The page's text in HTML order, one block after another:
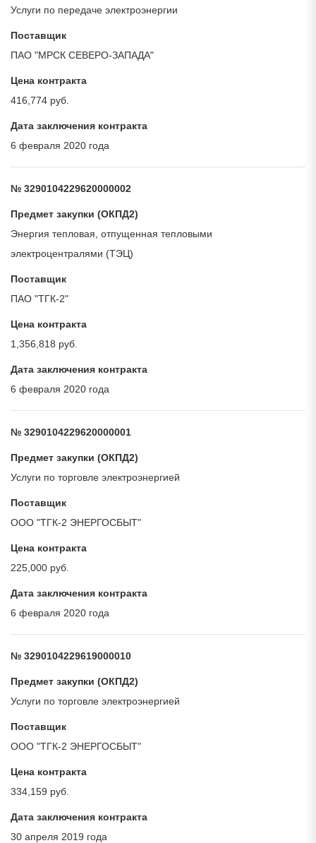
Услуги по передаче электроэнергии
Поставщик
ПАО "МРСК СЕВЕРО-ЗАПАДА"
Цена контракта
416,774 руб.
Дата заключения контракта
6 февраля 2020 года
№ 3290104229620000002
Предмет закупки (ОКПД2)
Энергия тепловая, отпущенная тепловыми
электроцентралями (ТЭЦ)
Поставщик
ПАО "ТГК-2"
Цена контракта
1,356,818 руб.
Дата заключения контракта
6 февраля 2020 года
№ 3290104229620000001
Предмет закупки (ОКПД2)
Услуги по торговле электроэнергией
Поставщик
ООО "ТГК-2 ЭНЕРГОСБЫТ"
Цена контракта
225,000 руб.
Дата заключения контракта
6 февраля 2020 года
№ 3290104229619000010
Предмет закупки (ОКПД2)
Услуги по торговле электроэнергией
Поставщик
ООО "ТГК-2 ЭНЕРГОСБЫТ"
Цена контракта
334,159 руб.
Дата заключения контракта
30 апреля 2019 года